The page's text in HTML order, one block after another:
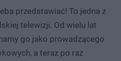
przedstawiać! To jedna z
telewizji. Od wielu lat
go jako prowadzącego
a teraz po raz